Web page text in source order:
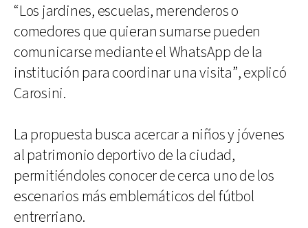
“Los jardines, escuelas, merenderos o
comedores que quieran sumarse pueden
comunicarse mediante el WhatsApp de la
institución para coordinar una visita”, explicó
Carosini.
La propuesta busca acercar a niños y jóvenes
al patrimonio deportivo de la ciudad,
permitiéndoles conocer de cerca uno de los
escenarios más emblemáticos del fútbol
entrerriano.